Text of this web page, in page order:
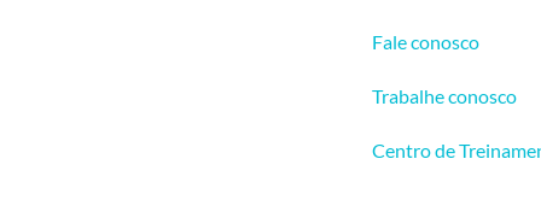
Fale conosco
Trabalhe conosco
Centro de